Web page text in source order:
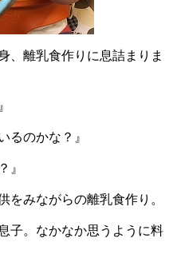
、離乳食作りに息詰まりま
るのかな？』
』
をみながらの離乳食作り。
子。なかなか思うように料